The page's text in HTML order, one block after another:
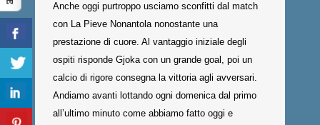
Anche oggi purtroppo usciamo sconfitti dal match
con La Pieve Nonantola nonostante una
prestazione di cuore. Al vantaggio iniziale degli
ospiti risponde Gjoka con un grande goal, poi un
calcio di rigore consegna la vittoria agli avversari.
Andiamo avanti lottando ogni domenica dal primo
all’ultimo minuto come abbiamo fatto oggi e